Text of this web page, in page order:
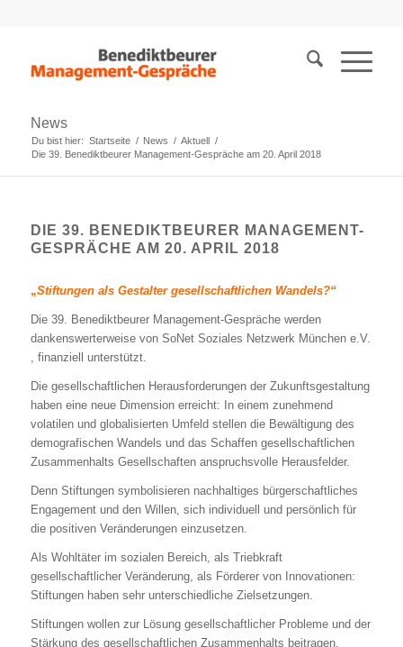
News
Du bist hier: Startseite / News / Aktuell /
Die 39. Benediktbeurer Management-Gespräche am 20. April 2018
DIE 39. BENEDIKTBEURER MANAGEMENT-
GESPRÄCHE AM 20. APRIL 2018
„Stiftungen als Gestalter gesellschaftlichen Wandels?“
Die 39. Benediktbeurer Management-Gespräche werden
dankenswerter­weise von SoNet Soziales Netzwerk München e.V.
, finanziell unterstützt.
Die gesellschaftlichen Herausforderungen der Zukunftsgestaltung
haben eine neue Dimension erreicht: In einem zunehmend
volatilen und globalisierten Umfeld stellen die Bewältigung des
demografischen Wandels und das Schaffen gesellschaftlichen
Zusammenhalts Gesellschaften anspruchsvolle Herausfelder.
Denn Stiftungen symbolisieren nachhaltiges bürgerschaftliches
Engagement und den Willen, sich individuell und persönlich für
die positiven Veränderungen einzusetzen.
Als Wohltäter im sozialen Bereich, als Triebkraft
gesellschaftlicher Veränderung, als Förderer von Innovationen:
Stiftungen haben sehr unterschiedliche Zielsetzungen.
Stiftungen wollen zur Lösung gesellschaftlicher Probleme und der
Stärkung des gesellschaftlichen Zusammenhalts beitragen,